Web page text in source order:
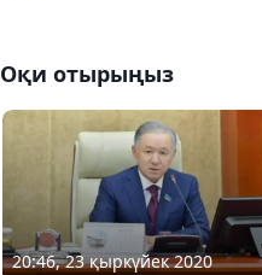
Оқи отырыңыз
20:46, 23 қыркүйек 2020